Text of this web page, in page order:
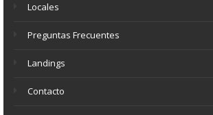
Locales
Preguntas Frecuentes
Landings
Contacto